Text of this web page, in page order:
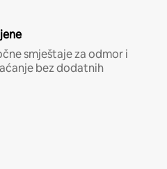
smještaje za odmor i
bez dodatnih